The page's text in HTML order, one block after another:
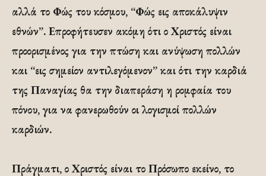
αλλά το Φώς του κόσμου, “Φώς εις αποκάλυψιν
εθνών”. Επροφήτευσεν ακόμη ότι ο Χριστός είναι
προορισμένος για την πτώση και ανύψωση πολλών
και “εις σημείον αντιλεγόμενον” και ότι την καρδιά
της Παναγίας θα την διαπεράση η ρομφαία του
πόνου, για να φανερωθούν οι λογισμοί πολλών
καρδιών.
Πράγματι, ο Χριστός είναι το Πρόσωπο εκείνο, το